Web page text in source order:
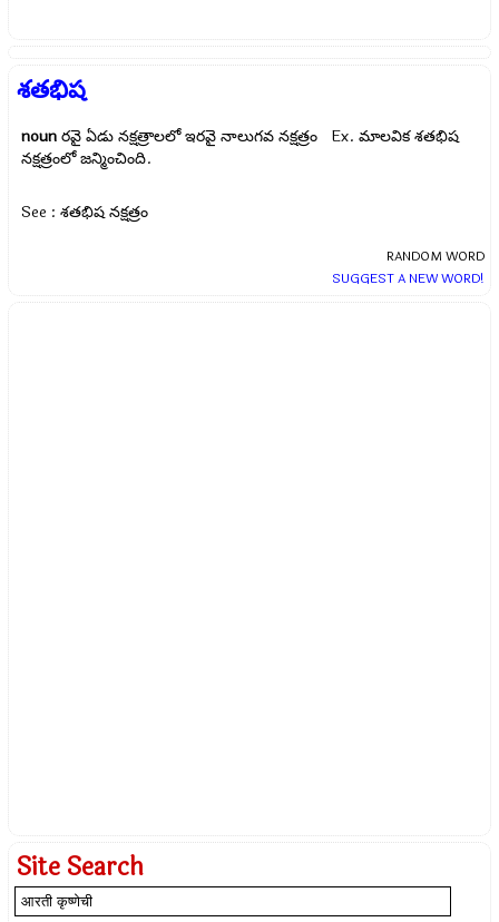
శతభిష
noun రవై ఏడు నక్షత్రాలలో ఇరవై నాలుగవ నక్షత్రం Ex.మాలవిక శతభిష
నక్షత్రంలో జన్మించింది.
See : శతభిష నక్షత్రం
RANDOM WORD
SUGGEST A NEW WORD!
Site Search